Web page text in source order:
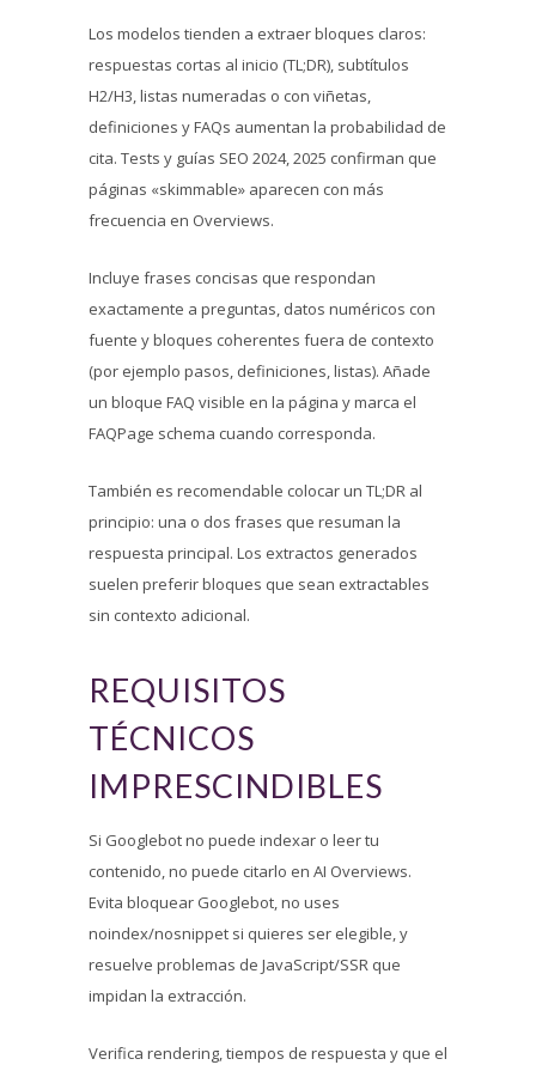
Los modelos tienden a extraer bloques claros:
respuestas cortas al inicio (TL;DR), subtítulos
H2/H3, listas numeradas o con viñetas,
definiciones y FAQs aumentan la probabilidad de
cita. Tests y guías SEO 2024, 2025 confirman que
páginas «skimmable» aparecen con más
frecuencia en Overviews.
Incluye frases concisas que respondan
exactamente a preguntas, datos numéricos con
fuente y bloques coherentes fuera de contexto
(por ejemplo pasos, definiciones, listas). Añade
un bloque FAQ visible en la página y marca el
FAQPage schema cuando corresponda.
También es recomendable colocar un TL;DR al
principio: una o dos frases que resuman la
respuesta principal. Los extractos generados
suelen preferir bloques que sean extractables
sin contexto adicional.
REQUISITOS
TÉCNICOS
IMPRESCINDIBLES
Si Googlebot no puede indexar o leer tu
contenido, no puede citarlo en AI Overviews.
Evita bloquear Googlebot, no uses
noindex/nosnippet si quieres ser elegible, y
resuelve problemas de JavaScript/SSR que
impidan la extracción.
Verifica rendering, tiempos de respuesta y que el